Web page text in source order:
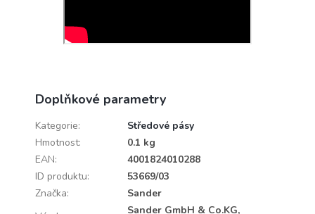
Doplňkové parametry
Kategorie:
Středové pásy
Hmotnost:
0.1 kg
EAN:
4001824010288
ID produktu:
53669/03
Značka:
Sander
Sander GmbH & Co.KG,